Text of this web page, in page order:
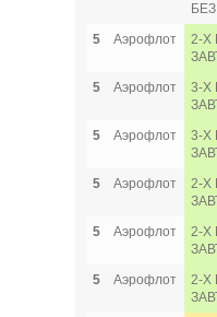
5
Аэрофлот
2-Х
5
Аэрофлот
3-Х
5
Аэрофлот
3-Х
5
Аэрофлот
2-Х
5
Аэрофлот
2-Х
5
Аэрофлот
2-Х